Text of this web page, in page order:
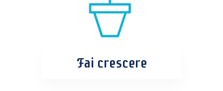
Fai crescere